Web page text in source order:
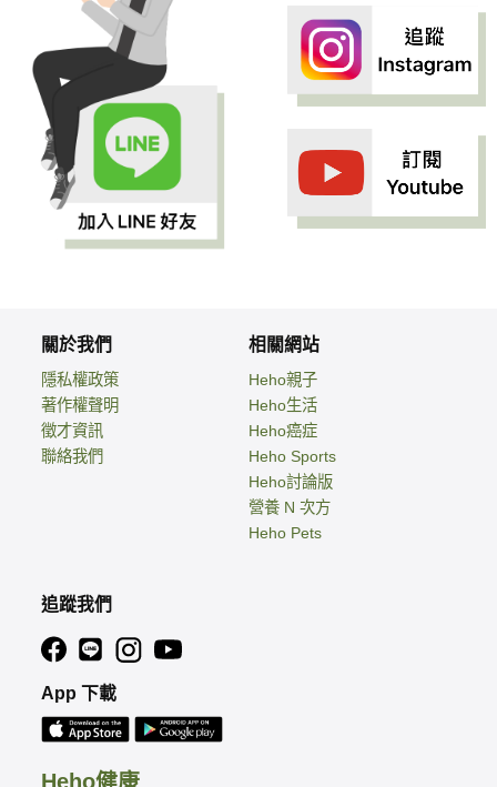
Heho健康
關於我們
隱私權政策
著作權聲明
徵才資訊
聯絡我們
相關網站
Heho親子
Heho生活
Heho癌症
Heho Sports
Heho討論版
營養 N 次方
Heho Pets
追蹤我們
App 下載